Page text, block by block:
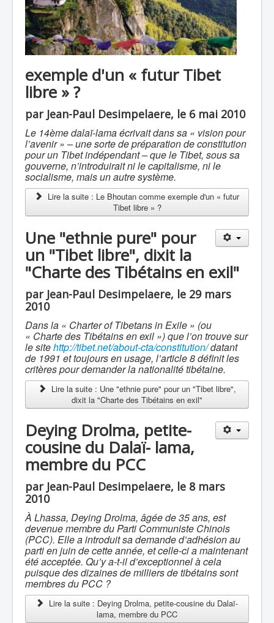
exemple d'un « futur Tibet
libre » ?
par Jean-Paul Desimpelaere, le 6 mai 2010
Le 14ème dalaï-lama écrivait dans sa « vision pour
l’avenir » – une sorte de préparation de constitution
pour un Tibet indépendant – que le Tibet, sous sa
gouverne, n’introduirait ni le capitalisme, ni le
socialisme, mais un autre système.
Lire la suite : Le Bhoutan comme exemple d'un « futur
Tibet libre » ?
Une "ethnie pure" pour
un "Tibet libre", dixit la
"Charte des Tibétains en exil"
par Jean-Paul Desimpelaere, le 29 mars
2010
Dans la « Charter of Tibetans in Exile » (ou
« Charte des Tibétains en exil ») que l’on trouve sur
le sitehttp://tibet.net/about-cta/constitution/datant
de 1991 et toujours en usage, l’article 8 définit les
critères pour demander la nationalité tibétaine.
Lire la suite : Une "ethnie pure" pour un "Tibet libre",
dixit la "Charte des Tibétains en exil"
Deying Drolma, petite-
cousine du Dalaï- lama,
membre du PCC
par Jean-Paul Desimpelaere, le 8 mars
2010
À Lhassa, Deying Drolma, âgée de 35 ans, est
devenue membre du Parti Communiste Chinois
(PCC). Elle a introduit sa demande d’adhésion au
parti en juin de cette année, et celle-ci a maintenant
été acceptée. Qu’y a-t-il d’exceptionnel à cela
puisque des dizaines de milliers de tibétains sont
membres du PCC ?
Lire la suite : Deying Drolma, petite-cousine du Dalaï-
lama, membre du PCC